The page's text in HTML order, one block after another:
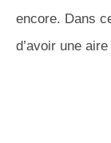
encore. Dans
d’avoir une